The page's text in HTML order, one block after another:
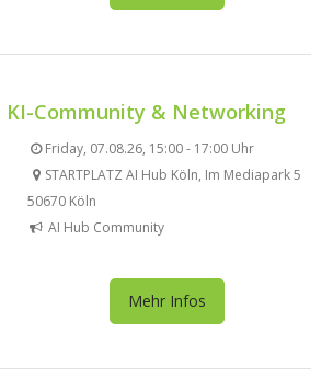
KI-Community & Networking
Friday, 07.08.26, 15:00 - 17:00 Uhr
STARTPLATZ AI Hub Köln, Im Mediapark 5
50670 Köln
AI Hub Community
Mehr Infos